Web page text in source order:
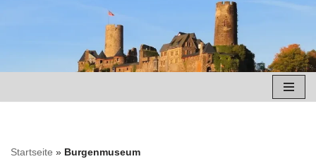
springen
Startseite » Burgenmuseum